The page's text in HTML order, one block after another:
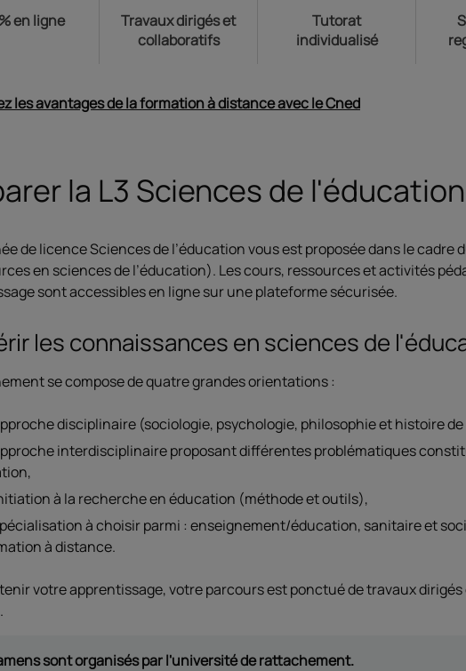
en ligne
Travaux dirigés et
collaboratifs
Tutorat
individualisé
les avantages de la formation à distance avec le Cned
la L3 Sciences de
de licence Sciences de l’éducation vous est proposée dans le cadre
en sciences de l’éducation). Les cours, ressources et activités
sont accessibles en ligne sur une plateforme sécurisée.
les connaissances en sciences de
se compose de quatre grandes orientations :
disciplinaire (sociologie, psychologie, philosophie et histoire
interdisciplinaire proposant différentes problématiques
à la recherche en éducation (méthode et outils),
à choisir parmi : enseignement/éducation, sanitaire et
à distance.
votre apprentissage, votre parcours est ponctué de travaux
sont organisés par l'université de rattachement.